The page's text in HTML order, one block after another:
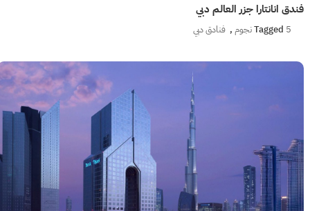
فندق انانتارا جزر العالم دبي
Tagged 5 نجوم , فنادق دبي